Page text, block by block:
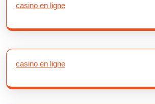
casino en ligne
casino en ligne